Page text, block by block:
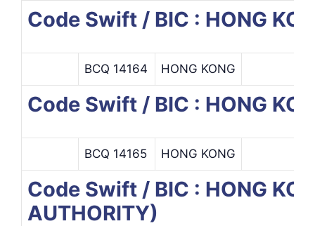
Code Swift / BIC : HONG
BCQ 14164 HONG KONG
Code Swift / BIC : HONG
BCQ 14165 HONG KONG
Code Swift / BIC : HONG
AUTHORITY)